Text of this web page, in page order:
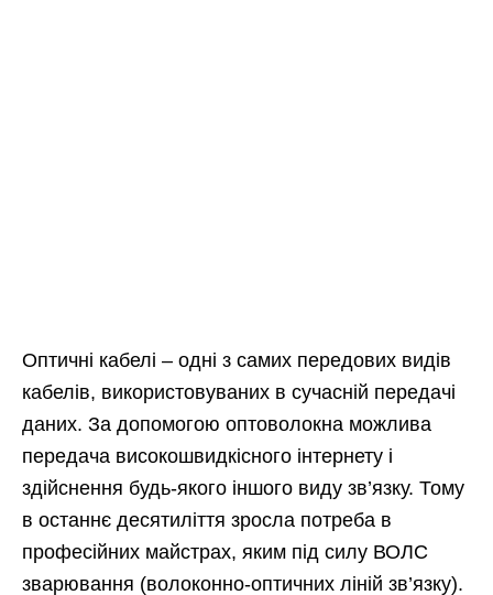
Оптичні кабелі – одні з самих передових видів
кабелів, використовуваних в сучасній передачі
даних. За допомогою оптоволокна можлива
передача високошвидкісного інтернету і
здійснення будь-якого іншого виду зв’язку. Тому
в останнє десятиліття зросла потреба в
професійних майстрах, яким під силу ВОЛС
зварювання (волоконно-оптичних ліній зв’язку).